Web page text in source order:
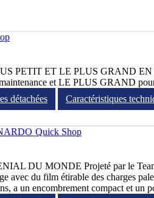
ET LE PLUS GRAND EN
et LE PLUS GRAND
détachées Caractéristiques
Quick Shop
DU MONDE Projeté par le Team
avec du film étirable des charges
a un encombrement compact et un